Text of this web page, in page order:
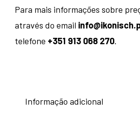
Para mais informações sobre
através do email
telefone +351 913 068 270.
Informação adicional